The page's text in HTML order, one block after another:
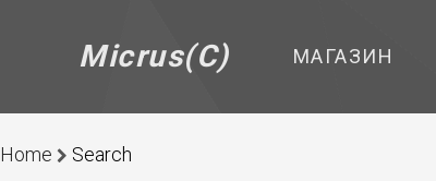
Micrus(C) МАГАЗИН
Home Search